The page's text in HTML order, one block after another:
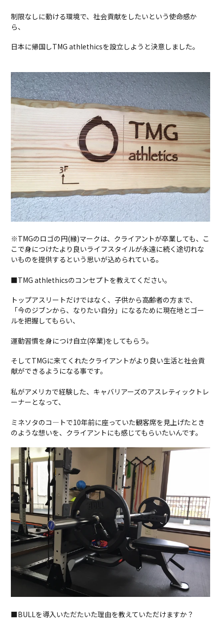
制限なしに動ける環境で、社会貢献をしたいという使命感か
ら、
日本に帰国しTMG athlethicsを設立しようと決意しました。
※TMGのロゴの円(縁)マークは、クライアントが卒業しても、こ
こで身につけたより良いライフスタイルが永遠に続く途切れな
いものを提供するという思いが込められている。
■TMG athlethicsのコンセプトを教えてください。
トップアスリートだけではなく、子供から高齢者の方まで、
「今のジブンから、なりたい自分」になるために現在地とゴー
ルを把握してもらい、
運動習慣を身につけ自立(卒業)をしてもらう。
そしてTMGに来てくれたクライアントがより良い生活と社会貢
献ができるようになる事です。
私がアメリカで経験した、キャバリアーズのアスレティックトレ
ーナーとなって、
ミネソタのコ―トで10年前に座っていた観客席を見上げたとき
のような想いを、クライアントにも感じてもらいたいんです。
■BULLを導入いただたいた理由を教えていただけますか？